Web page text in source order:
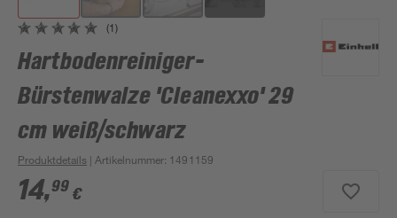
(1)
Hartbodenreiniger-
Bürstenwalze 'Cleanexxo' 29
cm weiß/schwarz
Produktdetails | Artikelnummer: 1491159
14,99 €